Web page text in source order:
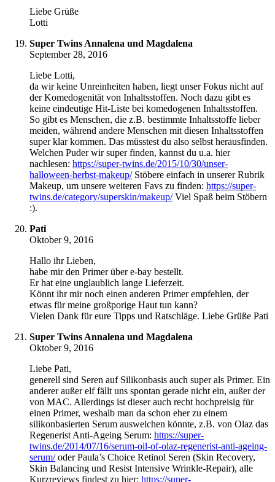
Liebe Grüße
Lotti
Super Twins Annalena und Magdalena
September 28, 2016
Liebe Lotti,
da wir keine Unreinheiten haben, liegt unser Fokus nicht auf
der Komedogenität von Inhaltsstoffen. Noch dazu gibt es
keine eindeutige Hit-Liste bei komedogenen Inhaltsstoffen.
So gibt es Menschen, die z.B. bestimmte Inhaltsstoffe lieber
meiden, während andere Menschen mit diesen Inhaltsstoffen
super klar kommen. Das müsstest du also selbst herausfinden.
Welchen Puder wir super finden, kannst du u.a. hier
nachlesen: https://super-twins.de/2015/10/30/unser-
halloween-herbst-makeup/Stöbere einfach in unserer Rubrik
Makeup, um unsere weiteren Favs zu finden: https://super-
twins.de/category/superskin/makeup/Viel Spaß beim Stöbern
:).
Pati
Oktober 9, 2016
Hallo ihr Lieben,
habe mir den Primer über e-bay bestellt.
Er hat eine unglaublich lange Lieferzeit.
Könnt ihr mir noch einen anderen Primer empfehlen, der
etwas für meine großporige Haut tun kann?
Vielen Dank für eure Tipps und Ratschläge. Liebe Grüße Pati
Super Twins Annalena und Magdalena
Oktober 9, 2016
Liebe Pati,
generell sind Seren auf Silikonbasis auch super als Primer. Ein
anderer außer elf fällt uns spontan gerade nicht ein, außer der
von MAC. Allerdings ist dieser auch recht hochpreisig für
einen Primer, weshalb man da schon eher zu einem
silikonbasierten Serum ausweichen könnte, z.B. von Olaz das
Regenerist Anti-Ageing Serum: https://super-
twins.de/2014/07/16/serum-oil-of-olaz-regenerist-anti-ageing-
serum/oder Paula’s Choice Retinol Seren (Skin Recovery,
Skin Balancing und Resist Intensive Wrinkle-Repair), alle
Kurzreviews findest zu hier: https://super-